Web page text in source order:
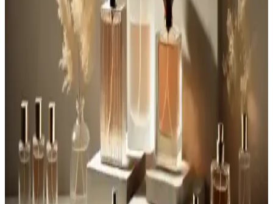
Baharatlı Erkek Parfüm Modelleri: Sıcak ve
Davetkar Koku Seçenekleri ve Kullanım İpuçları
Baharatlı erkek parfümleri, sıcak ve etkileyici notalarıyla öne çıkar.
Kalıcılık ve kullanım ipuçlarıyla, her ortamda özgün ve çekici
görünmenizi sağlar.
Hugo Boss Erkek Parfümleri: Çeşitleri, Özellikleri ve
Seçim İpuçları
Hugo Boss erkek parfümleri, farklı tarzlara uygun seçenekleriyle
şıklık ve özgüveni artıran kalıcı kokular sunar. Günlük ve özel
kullanım için ideal koleksiyonlarıyla tarzınızı tamamlayın.
Blade Erkek Parfümleri: Modern Erkeklerin Tercihi
Kalıcı ve Taze Kokuların Seçenekleri